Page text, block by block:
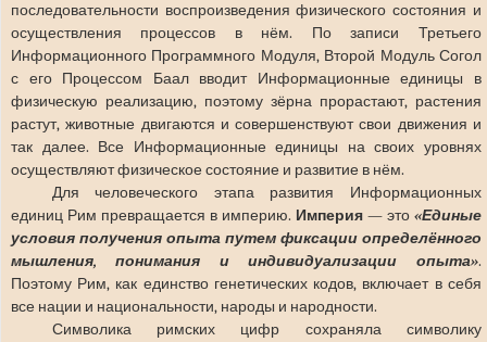
последовательности воспроизведения физического состояния и
осуществления процессов в нём. По записи Третьего
Информационного Программного Модуля, Второй Модуль Согол
с его Процессом Баал вводит Информационные единицы в
физическую реализацию, поэтому зёрна прорастают, растения
растут, животные двигаются и совершенствуют свои движения и
так далее. Все Информационные единицы на своих уровнях
осуществляют физическое состояние и развитие в нём.
Для человеческого этапа развития Информационных
единиц Рим превращается в империю. Империя — это«Единые
условия получения опыта путем фиксации определённого
мышления, понимания и индивидуализации опыта».
Поэтому Рим, как единство генетических кодов, включает в себя
все нации и национальности, народы и народности.
Символика римских цифр сохраняла символику